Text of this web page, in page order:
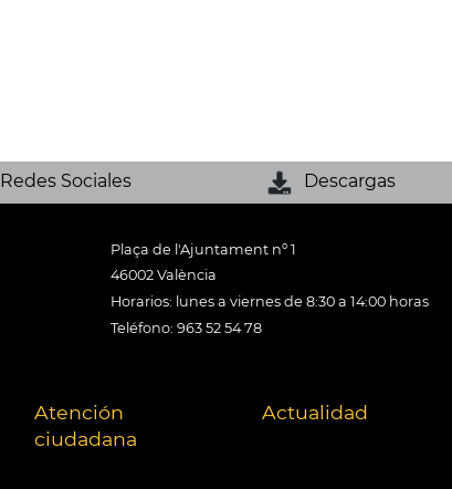
Redes Sociales Descargas
Plaça de l'Ajuntament nº 1
46002 València
Horarios: lunes a viernes de 8:30 a 14:00 horas
Teléfono: 963 52 54 78
Atención
ciudadana
Actualidad